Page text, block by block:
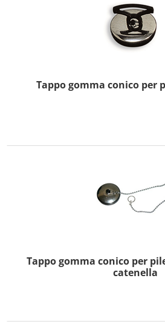
Tappo gomma conico per
Tappo gomma conico per
catenella